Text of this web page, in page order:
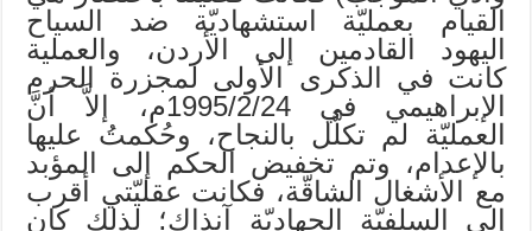
القيام بعمليّة استشهاديّة ضد السياح
اليهود القادمين إلى الأردن، والعملية
كانت في الذكرى الأولى لمجزرة الحرم
الإبراهيمي في 1995/2/24م، إلاَّ أنَّ
العمليّة لم تكلَّل بالنجاح، وحُكمتُ عليها
بالإعدام، وتم تخفيض الحكم إلى المؤبد
مع الأشغال الشاقّة، فكانت عقليّتي أقرب
إلى السلفيّة الجهاديّة آنذاك؛ لذلك كان